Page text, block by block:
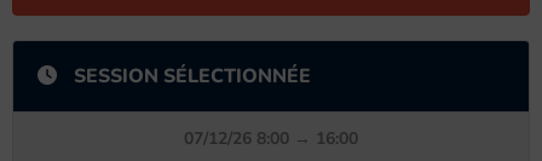
SESSION SÉLECTIONNÉE
07/12/26 8:00 → 16:00